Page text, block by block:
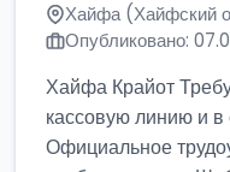
Хайфа (Хайфский
Опубликовано:
Хайфа Крайот
кассовую линию и в
Официальное